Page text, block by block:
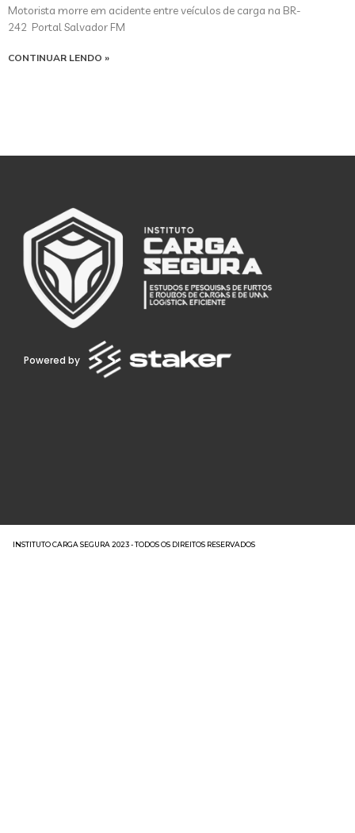
Motorista morre em acidente entre veículos de carga na BR-
242 Portal Salvador FM
CONTINUAR LENDO »
Powered by
INSTITUTO CARGA SEGURA 2023 - TODOS OS DIREITOS RESERVADOS